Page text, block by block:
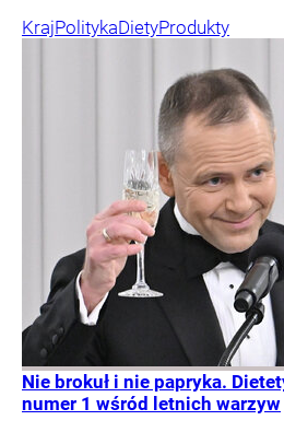
KrajPolitykaDietyProdukty
Nie brokuł i nie papryka.
numer 1 wśród letnich warzyw